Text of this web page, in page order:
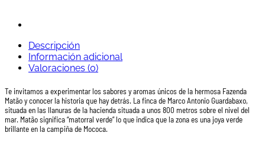
Descripción
Información adicional
Valoraciones (0)
Te invitamos a experimentar los sabores y aromas únicos de la hermosa Fazenda
Matão y conocer la historia que hay detrás. La finca de Marco Antonio Guardabaxo,
situada en las llanuras de la hacienda situada a unos 800 metros sobre el nivel del
mar. Matão significa “matorral verde” lo que indica que la zona es una joya verde
brillante en la campiña de Mococa.